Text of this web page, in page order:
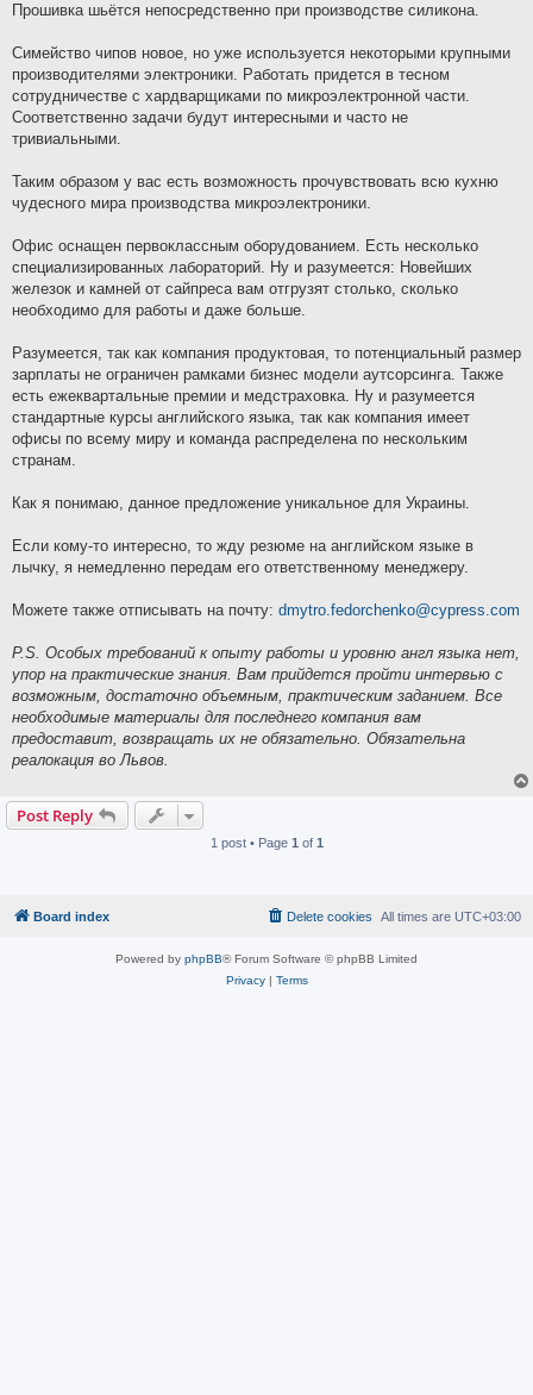
Прошивка шьётся непосредственно при производстве силикона.
Симейство чипов новое, но уже используется некоторыми крупными
производителями электроники. Работать придется в тесном
сотрудничестве с хардварщиками по микроэлектронной части.
Соответственно задачи будут интересными и часто не
тривиальными.
Таким образом у вас есть возможность прочувствовать всю кухню
чудесного мира производства микроэлектроники.
Офис оснащен первоклассным оборудованием. Есть несколько
специализированных лабораторий. Ну и разумеется: Новейших
железок и камней от сайпреса вам отгрузят столько, сколько
необходимо для работы и даже больше.
Разумеется, так как компания продуктовая, то потенциальный размер
зарплаты не ограничен рамками бизнес модели аутсорсинга. Также
есть ежеквартальные премии и медстраховка. Ну и разумеется
стандартные курсы английского языка, так как компания имеет
офисы по всему миру и команда распределена по нескольким
странам.
Как я понимаю, данное предложение уникальное для Украины.
Если кому-то интересно, то жду резюме на английском языке в
лычку, я немедленно передам его ответственному менеджеру.
Можете также отписывать на почту: dmytro.fedorchenko@cypress.com
P.S. Особых требований к опыту работы и уровню англ языка нет,
упор на практические знания. Вам прийдется пройти интервью с
возможным, достаточно объемным, практическим заданием. Все
необходимые материалы для последнего компания вам
предоставит, возвращать их не обязательно. Обязательна
реалокация во Львов.
Post Reply
1 post • Page 1 of 1
Board index All times are UTC+03:00
Delete cookies
Powered by phpBB® Forum Software © phpBB Limited
Privacy| Terms